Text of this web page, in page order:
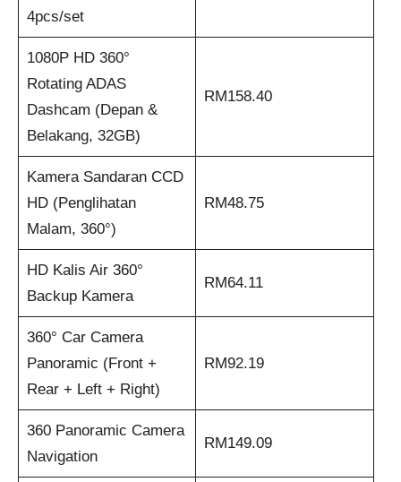
4pcs/set
1080P HD 360°
Rotating ADAS
Dashcam (Depan &
Belakang, 32GB)
RM158.40
Kamera Sandaran CCD
HD (Penglihatan
Malam, 360°)
RM48.75
HD Kalis Air 360°
Backup Kamera
RM64.11
360° Car Camera
Panoramic (Front +
Rear + Left + Right)
RM92.19
360 Panoramic Camera
Navigation
RM149.09